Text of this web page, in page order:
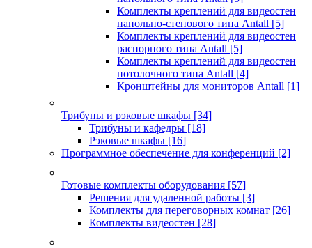
Комплекты креплений для видеостен
напольно-стенового типа Antall [5]
Комплекты креплений для видеостен
распорного типа Antall [5]
Комплекты креплений для видеостен
потолочного типа Antall [4]
Кронштейны для мониторов Antall [1]
Трибуны и рэковые шкафы [34]
Трибуны и кафедры [18]
Рэковые шкафы [16]
Программное обеспечение для конференций [2]
Готовые комплекты оборудования [57]
Решения для удаленной работы [3]
Комплекты для переговорных комнат [26]
Комплекты видеостен [28]